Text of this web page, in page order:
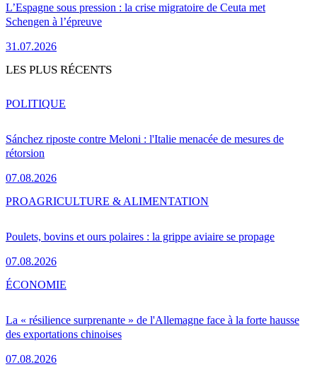
L’Espagne sous pression : la crise migratoire de Ceuta met
Schengen à l’épreuve
31.07.2026
LES PLUS RÉCENTS
Sánchez riposte contre Meloni : l'Italie menacée de mesures de
rétorsion
07.08.2026
POLITIQUE
Poulets, bovins et ours polaires : la grippe aviaire se propage
07.08.2026
PROAGRICULTURE & ALIMENTATION
La « résilience surprenante » de l'Allemagne face à la forte hausse
des exportations chinoises
07.08.2026
ÉCONOMIE